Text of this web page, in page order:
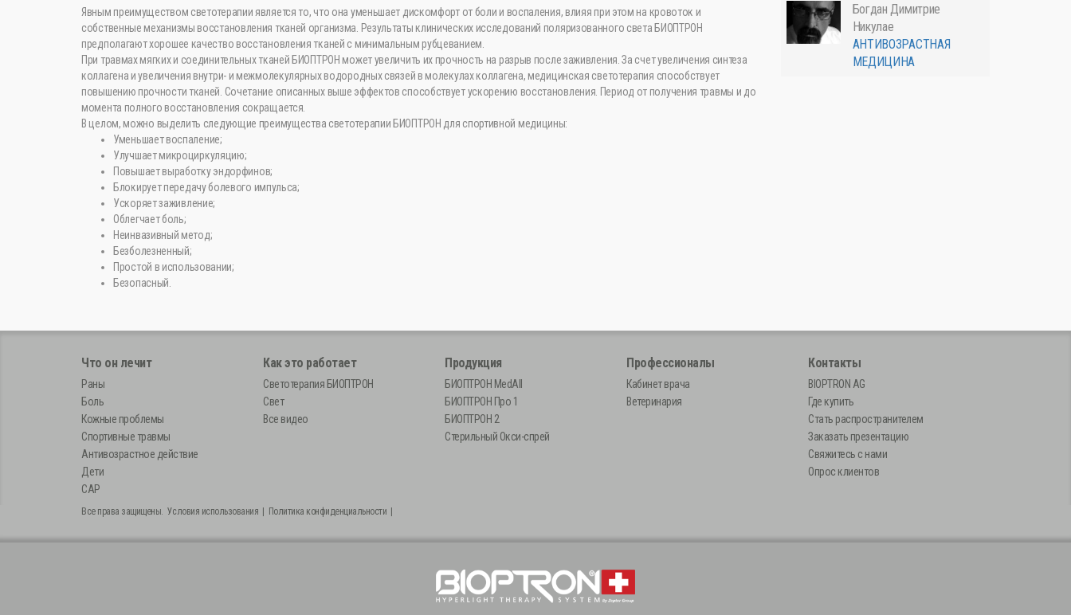
Явным преимуществом светотерапии является то, что она уменьшает дискомфорт от боли и воспаления, влияя при этом на кровоток и
собственные механизмы восстановления тканей организма. Результаты клинических исследований поляризованного света БИОПТРОН
предполагают хорошее качество восстановления тканей с минимальным рубцеванием.
При травмах мягких и соединительных тканей БИОПТРОН может увеличить их прочность на разрыв после заживления. За счет увеличения синтеза
коллагена и увеличения внутри- и межмолекулярных водородных связей в молекулах коллагена, медицинская светотерапия способствует
повышению прочности тканей. Сочетание описанных выше эффектов способствует ускорению восстановления. Период от получения травмы и до
момента полного восстановления сокращается.
В целом, можно выделить следующие преимущества светотерапии БИОПТРОН для спортивной медицины:
Уменьшает воспаление;
Улучшает микроциркуляцию;
Повышает выработку эндорфинов;
Блокирует передачу болевого импульса;
Ускоряет заживление;
Облегчает боль;
Неинвазивный метод;
Безболезненный;
Простой в использовании;
Безопасный.
Богдан Димитрие
Никулае
АНТИВОЗРАСТНАЯ
МЕДИЦИНА
Что он лечит
Раны
Боль
Кожные проблемы
Спортивные травмы
Антивозрастное действие
Дети
САР
Как это работает
Светотерапия БИОПТРОН
Свет
Все видео
Продукция
БИОПТРОН MedAll
БИОПТРОН Про 1
БИОПТРОН 2
Стерильный Окси-спрей
Профессионалы
Кабинет врача
Ветеринария
Контакты
BIOPTRON AG
Где купить
Стать распространителем
Заказать презентацию
Свяжитесь с нами
Опрос клиентов
Все права защищены. Условия использования Политика конфиденциальности